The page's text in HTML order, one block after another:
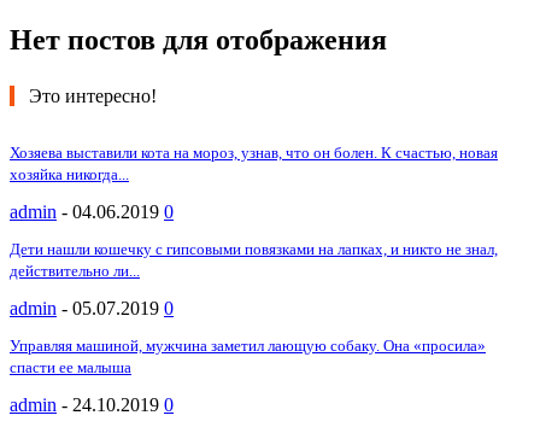
Нет постов для отображения
Это интересно!
Хозяева выставили кота на мороз, узнав, что он болен. К счастью, новая
хозяйка никогда...
admin - 04.06.2019 0
Дети нашли кошечку с гипсовыми повязками на лапках, и никто не знал,
действительно ли...
admin - 05.07.2019 0
Управляя машиной, мужчина заметил лающую собаку. Она «просила»
спасти ее малыша
admin - 24.10.2019 0